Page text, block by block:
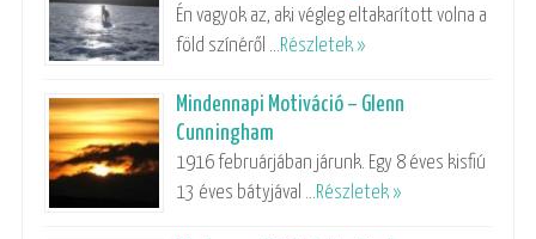
Én vagyok az, aki végleg eltakarított volna a
föld színéről …Részletek »
Mindennapi Motiváció – Glenn
Cunningham
1916 februárjában járunk. Egy 8 éves kisfiú
13 éves bátyjával …Részletek »